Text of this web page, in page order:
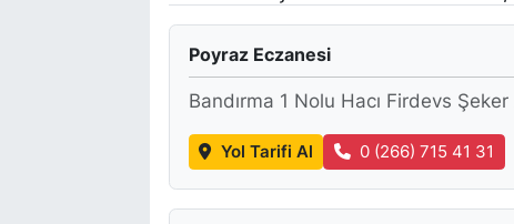
Poyraz Eczanesi
Bandırma 1 Nolu Hacı Firdevs
Yol Tarifi Al 0 (266) 715 41 31